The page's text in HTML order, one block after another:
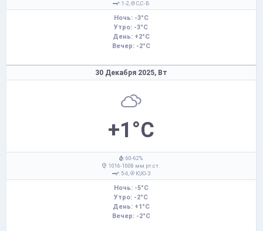
: 1-2,
С,С-В
Ночь: -3°C
Утро: -3°C
День: +2°C
Вечер: -2°C
30 Декабря 2025, Вт
+1°C
: 60-62%
: 1016-1008 мм рт.ст.
: 5-6,
Ю,Ю-З
Ночь: -5°C
Утро: -2°C
День: +1°C
Вечер: -2°C